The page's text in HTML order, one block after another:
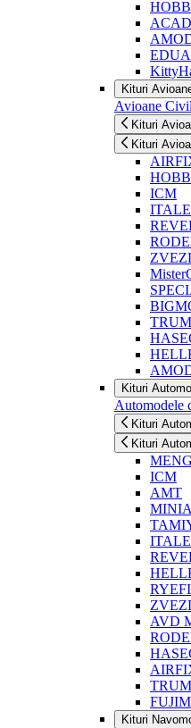
Kituri
Avioane
Kituri
Kituri
ICM
Kituri
Automodele
Kituri
Kituri
MENG
ICM
AMT
AVD
Kituri